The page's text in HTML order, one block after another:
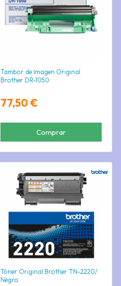
Tambor de Imagen Original
Brother DR-1050
77,50 €
Comprar
Tóner Original Brother TN-2220/
Negro